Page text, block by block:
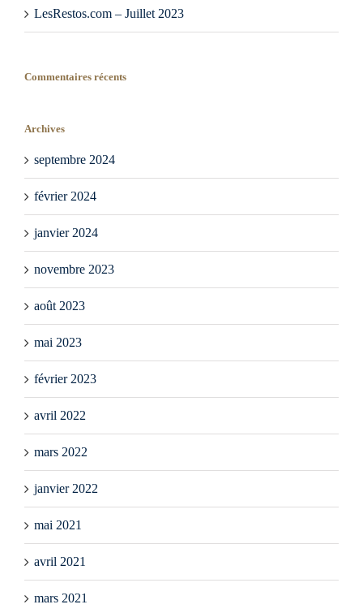
LesRestos.com – Juillet 2023
Commentaires récents
Archives
septembre 2024
février 2024
janvier 2024
novembre 2023
août 2023
mai 2023
février 2023
avril 2022
mars 2022
janvier 2022
mai 2021
avril 2021
mars 2021